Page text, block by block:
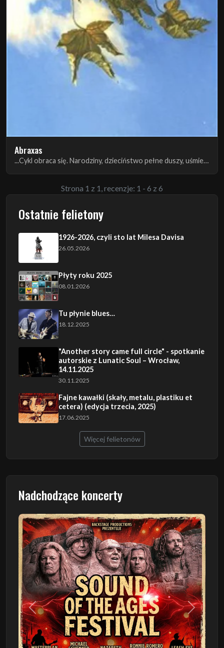
Abraxas
...Cykl obraca się. Narodziny, dzieciństwo pełne duszy, uśmiechów niewinnych i zdrady...
Strona 1 z 1, recenzje: 1 - 6 z 6
Ostatnie felietony
1926-2026, czyli sto lat Milesa Davisa
26.05.2026
Płyty roku 2025
08.01.2026
Tu płynie blues…
18.12.2025
"Another story came full circle" - spotkanie
autorskie z Lunatic Soul – Wrocław,
14.11.2025
30.11.2025
Fajne kawałki (skały, metalu, plastiku et
cetera) (edycja trzecia, 2025)
17.06.2025
Więcej felietonów
Nadchodzące koncerty
Poprzedni Następny